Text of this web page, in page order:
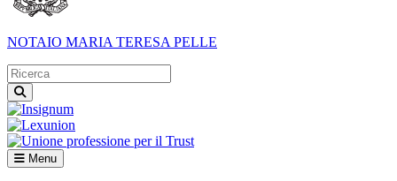
NOTAIO MARIA TERESA PELLE
Menu